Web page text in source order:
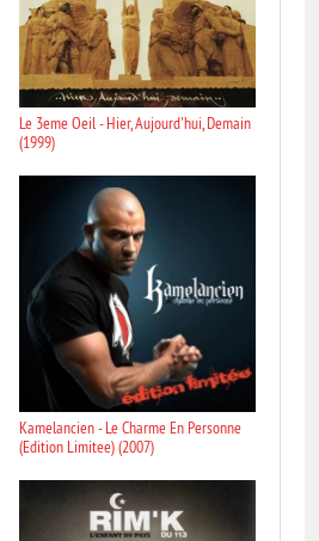
Le 3eme Oeil - Hier, Aujourd'hui, Demain
(1999)
Kamelancien - Le Charme En Personne
(Edition Limitee) (2007)